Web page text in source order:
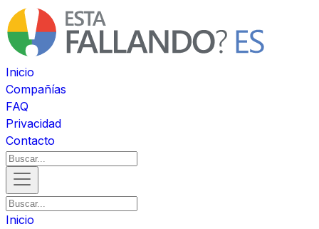
Inicio
Compañías
FAQ
Privacidad
Contacto
Inicio